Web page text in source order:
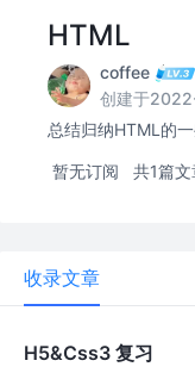
HTML
coffee
创建于
总结归纳HTML的
暂无订阅 共1篇文
收录文章
H5&Css3 复习